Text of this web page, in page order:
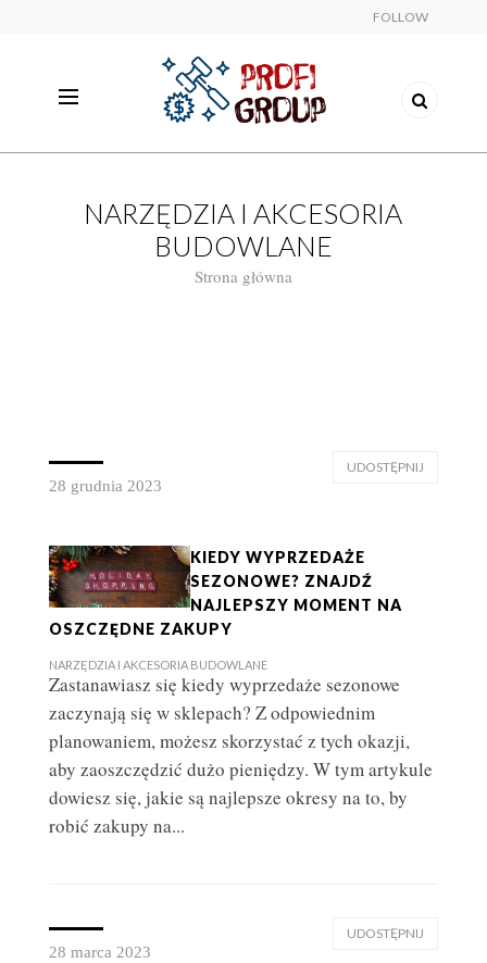
FOLLOW
NARZĘDZIA I AKCESORIA
BUDOWLANE
Strona główna
28 grudnia 2023
UDOSTĘPNIJ
KIEDY WYPRZEDAŻE
SEZONOWE? ZNAJDŹ
NAJLEPSZY MOMENT NA
OSZCZĘDNE ZAKUPY
NARZĘDZIA I AKCESORIA BUDOWLANE
​ Zastanawiasz się kiedy wyprzedaże sezonowe
zaczynają się w sklepach? Z odpowiednim
planowaniem, możesz skorzystać z tych okazji,
aby zaoszczędzić dużo pieniędzy. W tym artykule
dowiesz się, jakie są najlepsze okresy na to, by
robić zakupy na...
28 marca 2023
UDOSTĘPNIJ